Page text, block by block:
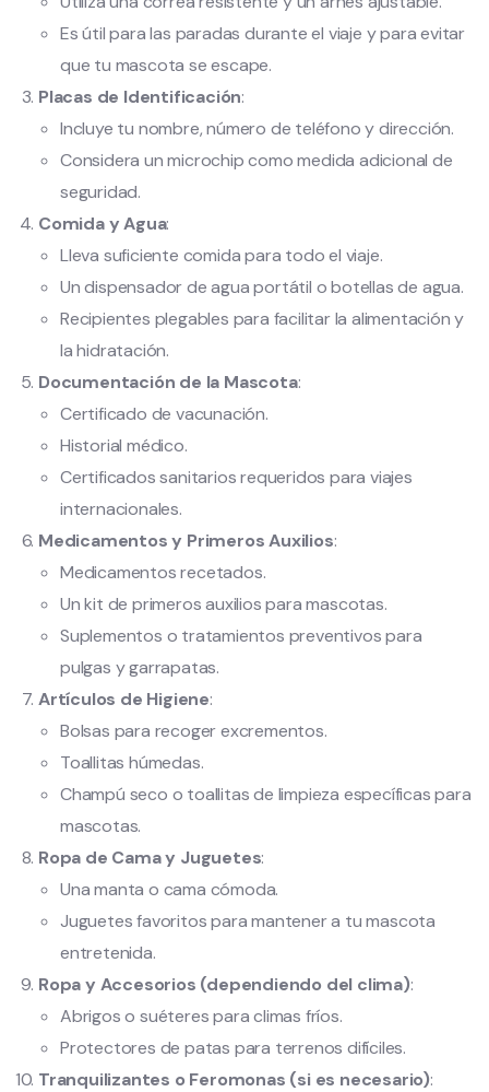
Es útil para las paradas durante el viaje y para evitar
que tu mascota se escape.
Placas de Identificación:
Incluye tu nombre, número de teléfono y dirección.
Considera un microchip como medida adicional de
seguridad.
Comida y Agua:
Lleva suficiente comida para todo el viaje.
Un dispensador de agua portátil o botellas de agua.
Recipientes plegables para facilitar la alimentación y
la hidratación.
Documentación de la Mascota:
Certificado de vacunación.
Historial médico.
Certificados sanitarios requeridos para viajes
internacionales.
Medicamentos y Primeros Auxilios:
Medicamentos recetados.
Un kit de primeros auxilios para mascotas.
Suplementos o tratamientos preventivos para
pulgas y garrapatas.
Artículos de Higiene:
Bolsas para recoger excrementos.
Toallitas húmedas.
Champú seco o toallitas de limpieza específicas para
mascotas.
Ropa de Cama y Juguetes:
Una manta o cama cómoda.
Juguetes favoritos para mantener a tu mascota
entretenida.
Ropa y Accesorios (dependiendo del clima):
Abrigos o suéteres para climas fríos.
Protectores de patas para terrenos difíciles.
Tranquilizantes o Feromonas (si es necesario):